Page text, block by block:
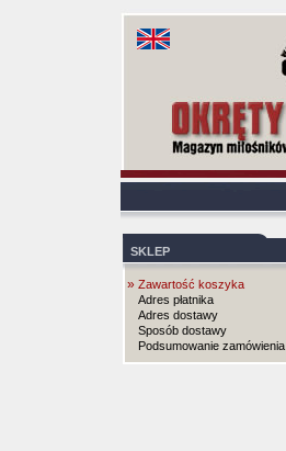
SKLEP
» Zawartość koszyka
Adres płatnika
Adres dostawy
Sposób dostawy
Podsumowanie zamówienia